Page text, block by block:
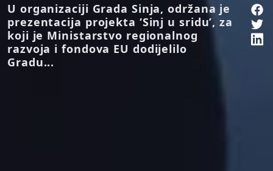
U organizaciji Grada Sinja, održana je
prezentacija projekta ‘Sinj u sridu’, za
koji je Ministarstvo regionalnog
razvoja i fondova EU dodijelilo
Gradu...